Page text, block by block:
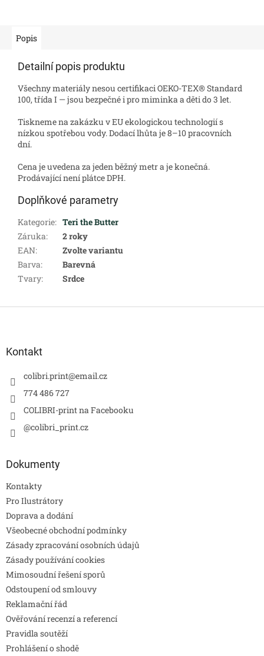
Popis
Detailní popis produktu
Všechny materiály nesou certifikaci OEKO-TEX® Standard
100, třída I — jsou bezpečné i pro miminka a děti do 3 let.
Tiskneme na zakázku v EU ekologickou technologií s
nízkou spotřebou vody. Dodací lhůta je 8–10 pracovních
dní.
Cena je uvedena za jeden běžný metr a je konečná.
Prodávající není plátce DPH.
Doplňkové parametry
Kategorie: Teri the Butter
Záruka:
2 roky
EAN:
Zvolte variantu
Barva:
Barevná
Tvary: Srdce
Kontakt
colibri.print@email.cz
774 486 727
COLIBRI-print na Facebooku
@colibri_print.cz
Dokumenty
Kontakty
Pro Ilustrátory
Doprava a dodání
Všeobecné obchodní podmínky
Zásady zpracování osobních údajů
Zásady používání cookies
Mimosoudní řešení sporů
Odstoupení od smlouvy
Reklamační řád
Ověřování recenzí a referencí
Pravidla soutěží
Prohlášení o shodě